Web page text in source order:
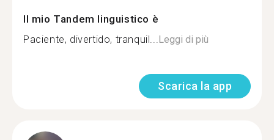
Il mio Tandem linguistico è
Paciente, divertido, tranquil...Leggi di più
Scarica la app